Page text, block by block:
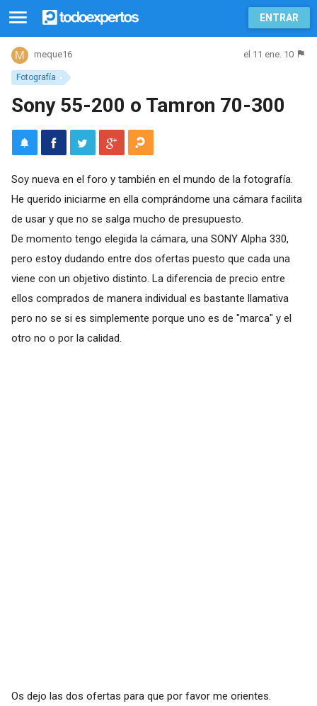
ENTRAR
Fotografía
meque16 el 11 ene. 10
Sony 55-200 o Tamron 70-300
Soy nueva en el foro y también en el mundo de la fotografía.
He querido iniciarme en ella comprándome una cámara facilita
de usar y que no se salga mucho de presupuesto.
De momento tengo elegida la cámara, una SONY Alpha 330,
pero estoy dudando entre dos ofertas puesto que cada una
viene con un objetivo distinto. La diferencia de precio entre
ellos comprados de manera individual es bastante llamativa
pero no se si es simplemente porque uno es de "marca" y el
otro no o por la calidad.
Os dejo las dos ofertas para que por favor me orientes.